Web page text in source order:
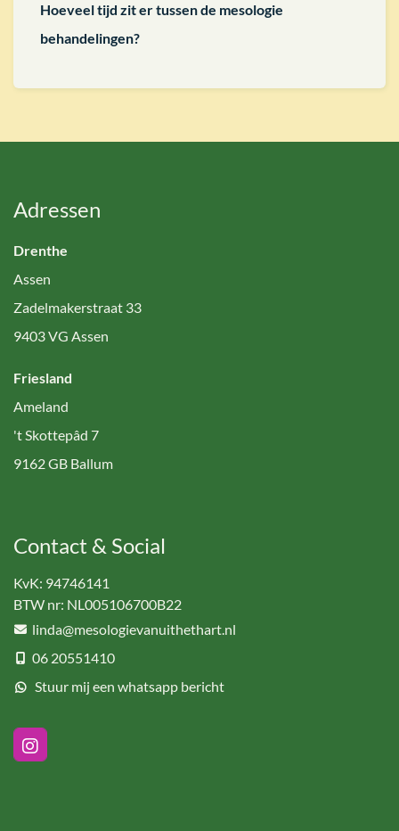
Hoeveel tijd zit er tussen de mesologie
behandelingen?
Adressen
Drenthe
Assen
Zadelmakerstraat 33
9403 VG Assen
Friesland
Ameland
't Skottepâd 7
9162 GB Ballum
Contact & Social
linda@mesologievanuithethart.nl
06 20551410
Stuur mij een whatsapp bericht
KvK: 94746141
BTW nr: NL005106700B22